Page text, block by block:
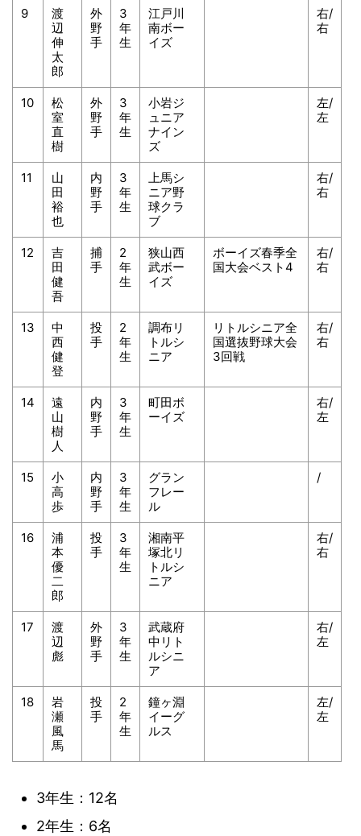
9
渡
辺
伸
太
郎
外
野
手
3
年
生
江戸川
南ボー
イズ
右/
右
10
松
室
直
樹
外
野
手
3
年
生
小岩ジ
ュニア
ナイン
ズ
左/
左
11
山
田
裕
也
内
野
手
3
年
生
上馬シ
ニア野
球クラ
ブ
右/
右
12
吉
田
健
吾
捕
手
2
年
生
狭山西
武ボー
イズ
ボーイズ春季全
国大会ベスト4
右/
右
13
中
西
健
登
投
手
2
年
生
調布リ
トルシ
ニア
リトルシニア全
国選抜野球大会
3回戦
右/
右
14
遠
山
樹
人
内
野
手
3
年
生
町田ボ
ーイズ
右/
左
15
小
高
歩
内
野
手
3
年
生
グラン
フレー
ル
/
16
浦
本
優
二
郎
投
手
3
年
生
湘南平
塚北リ
トルシ
ニア
右/
右
17
渡
辺
彪
外
野
手
3
年
生
武蔵府
中リト
ルシニ
ア
右/
左
18
岩
瀬
風
馬
投
手
2
年
生
鐘ヶ淵
イーグ
ルス
左/
左
3年生：12名
2年生：6名